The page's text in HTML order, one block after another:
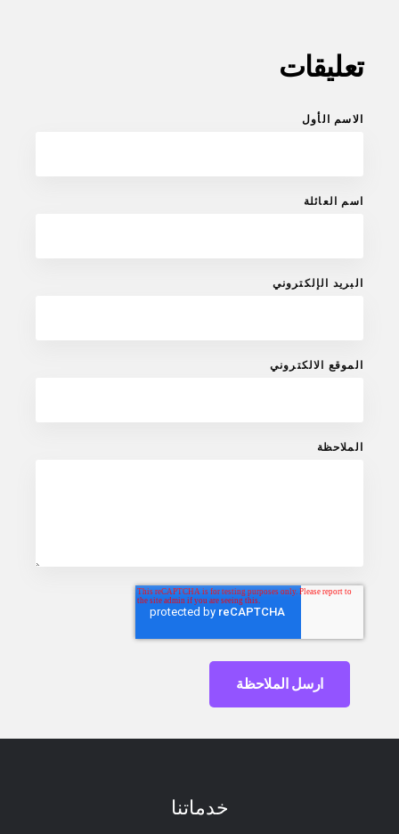
تعليقات
الاسم الأول
اسم العائلة
البريد الإلكتروني
الموقع الالكتروني
الملاحظة
خدماتنا